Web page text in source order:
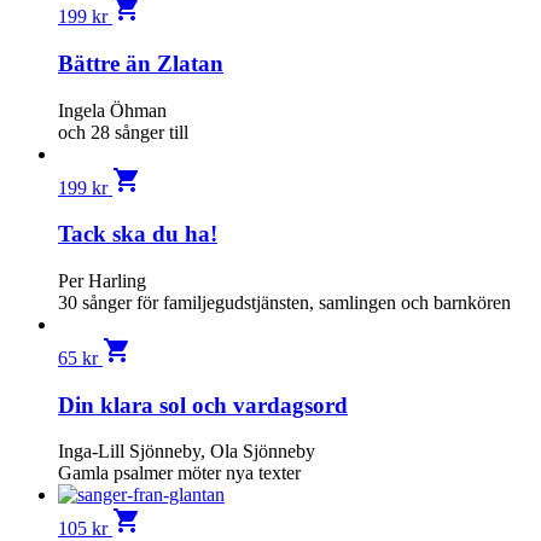
199 kr shopping_cart
Bättre än Zlatan
Ingela Öhman
och 28 sånger till
199 kr shopping_cart
Tack ska du ha!
Per Harling
30 sånger för familjegudstjänsten, samlingen och barnkören
65 kr shopping_cart
Din klara sol och vardagsord
Inga-Lill Sjönneby, Ola Sjönneby
Gamla psalmer möter nya texter
105 kr shopping_cart